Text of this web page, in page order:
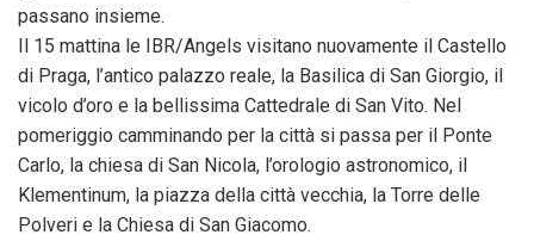
passano insieme.
Il 15 mattina le IBR/Angels visitano nuovamente il Castello
di Praga, l’antico palazzo reale, la Basilica di San Giorgio, il
vicolo d’oro e la bellissima Cattedrale di San Vito. Nel
pomeriggio camminando per la città si passa per il Ponte
Carlo, la chiesa di San Nicola, l’orologio astronomico, il
Klementinum, la piazza della città vecchia, la Torre delle
Polveri e la Chiesa di San Giacomo.